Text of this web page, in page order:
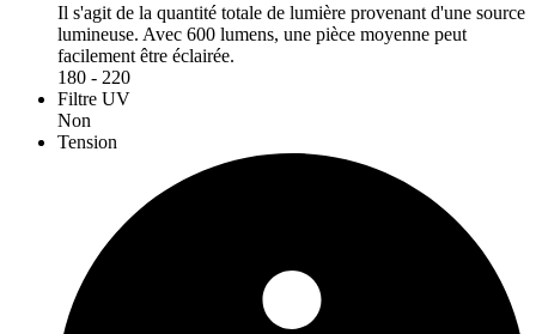
Il s'agit de la quantité totale de lumière provenant d'une source
lumineuse. Avec 600 lumens, une pièce moyenne peut
facilement être éclairée.
180 - 220
Filtre UV
Non
Tension